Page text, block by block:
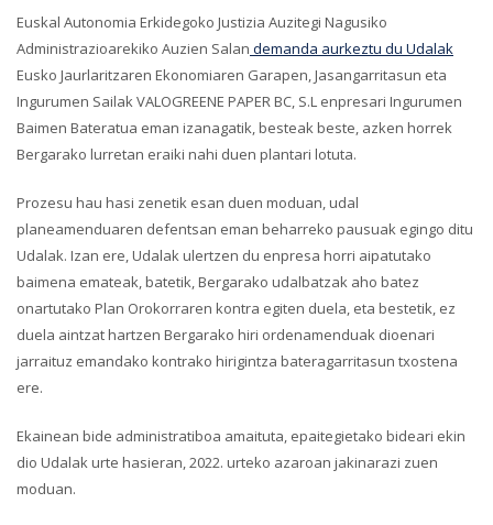
Euskal Autonomia Erkidegoko Justizia Auzitegi Nagusiko
Administrazioarekiko Auzien Salan demanda aurkeztu du Udalak
Eusko Jaurlaritzaren Ekonomiaren Garapen, Jasangarritasun eta
Ingurumen Sailak VALOGREENE PAPER BC, S.L enpresari Ingurumen
Baimen Bateratua eman izanagatik, besteak beste, azken horrek
Bergarako lurretan eraiki nahi duen plantari lotuta.
Prozesu hau hasi zenetik esan duen moduan, udal
planeamenduaren defentsan eman beharreko pausuak egingo ditu
Udalak. Izan ere, Udalak ulertzen du enpresa horri aipatutako
baimena emateak, batetik, Bergarako udalbatzak aho batez
onartutako Plan Orokorraren kontra egiten duela, eta bestetik, ez
duela aintzat hartzen Bergarako hiri ordenamenduak dioenari
jarraituz emandako kontrako hirigintza bateragarritasun txostena
ere.
Ekainean bide administratiboa amaituta, epaitegietako bideari ekin
dio Udalak urte hasieran, 2022. urteko azaroan jakinarazi zuen
moduan.